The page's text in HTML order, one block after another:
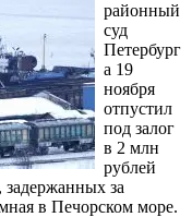
районный
суд
Петербург
а 19
ноября
отпустил
под залог
в 2 млн
рублей
, задержанных за
в Печорском море.